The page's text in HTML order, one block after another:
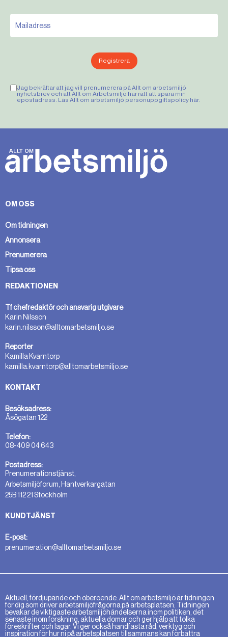
Registrera
Jag bekräftar att jag vill prenumerera på Allt om arbetsmiljö
nyhetsbrev och att Allt om Arbetsmiljö har rätt att spara min
epostadress. Läs Allt om arbetsmiljö personuppgiftspolicy här.
OM OSS
Om tidningen
Annonsera
Prenumerera
Tipsa oss
REDAKTIONEN
Tf chefredaktör och ansvarig utgivare
Karin Nilsson
karin.nilsson@alltomarbetsmiljo.se
Reporter
Kamilla Kvarntorp
kamilla.kvarntorp@alltomarbetsmiljo.se
KONTAKT
Besöksadress:
Åsögatan 122
Telefon:
08-409 04 643
Postadress:
Prenumerationstjänst,
Arbetsmiljöforum, Hantverkargatan
25B 112 21 Stockholm
KUNDTJÄNST
E-post:
prenumeration@alltomarbetsmiljo.se
Aktuell, fördjupande och oberoende. Allt om arbetsmiljö är tidningen
för dig som driver arbetsmiljöfrågorna på arbetsplatsen. Tidningen
bevakar de viktigaste arbetsmiljöhändelserna inom politiken, det
senaste inom forskning, aktuella domar och ger hjälp att tolka
föreskrifter och lagar. Vi ger också handfasta råd, verktyg och
inspiration för hur ni på arbetsplatsen tillsammans kan förbättra